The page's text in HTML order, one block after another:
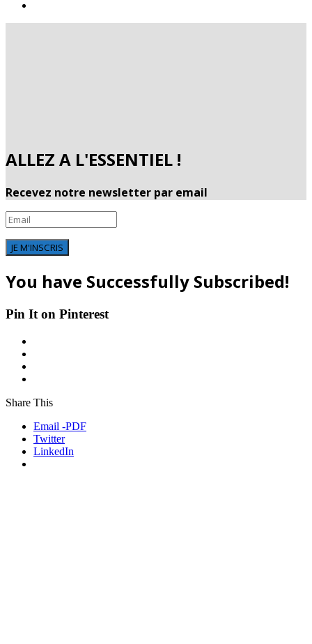
ALLEZ A L'ESSENTIEL !
Recevez notre newsletter par email
JE M'INSCRIS
You have Successfully Subscribed!
Pin It on Pinterest
Share This
Email -PDF
Twitter
LinkedIn